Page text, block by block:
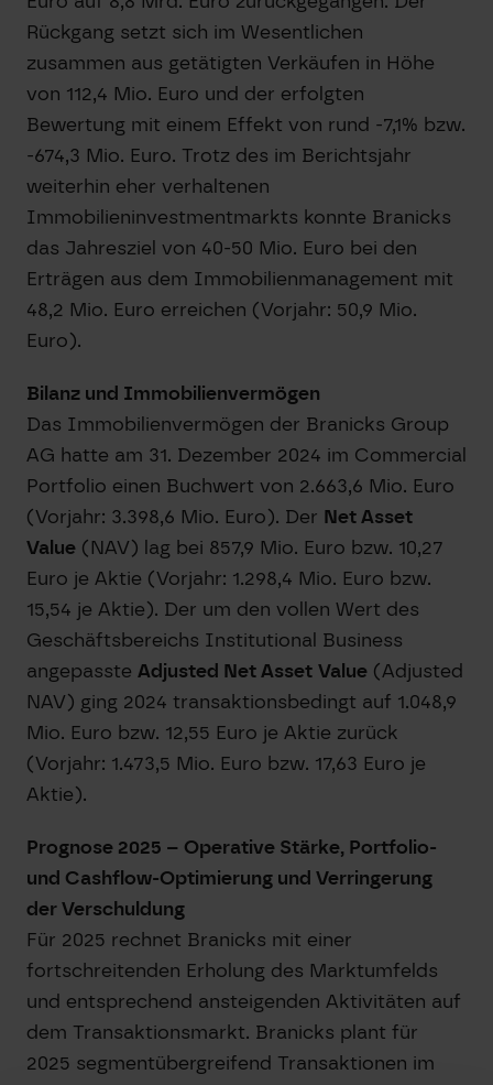
Rückgang setzt sich im Wesentlichen
zusammen aus getätigten Verkäufen in Höhe
von 112,4 Mio. Euro und der erfolgten
Bewertung mit einem Effekt von rund -7,1% bzw.
-674,3 Mio. Euro. Trotz des im Berichtsjahr
weiterhin eher verhaltenen
Immobilieninvestmentmarkts konnte Branicks
das Jahresziel von 40-50 Mio. Euro bei den
Erträgen aus dem Immobilienmanagement mit
48,2 Mio. Euro erreichen (Vorjahr: 50,9 Mio.
Euro).
Bilanz und Immobilienvermögen
Das Immobilienvermögen der Branicks Group
AG hatte am 31. Dezember 2024 im Commercial
Portfolio einen Buchwert von 2.663,6 Mio. Euro
(Vorjahr: 3.398,6 Mio. Euro). Der Net Asset
Value (NAV) lag bei 857,9 Mio. Euro bzw. 10,27
Euro je Aktie (Vorjahr: 1.298,4 Mio. Euro bzw.
15,54 je Aktie). Der um den vollen Wert des
Geschäftsbereichs Institutional Business
angepasste Adjusted Net Asset Value (Adjusted
NAV) ging 2024 transaktionsbedingt auf 1.048,9
Mio. Euro bzw. 12,55 Euro je Aktie zurück
(Vorjahr: 1.473,5 Mio. Euro bzw. 17,63 Euro je
Aktie).
Prognose 2025 – Operative Stärke, Portfolio-
und Cashflow-Optimierung und Verringerung
der Verschuldung
Für 2025 rechnet Branicks mit einer
fortschreitenden Erholung des Marktumfelds
und entsprechend ansteigenden Aktivitäten auf
dem Transaktionsmarkt. Branicks plant für
2025 segmentübergreifend Transaktionen im